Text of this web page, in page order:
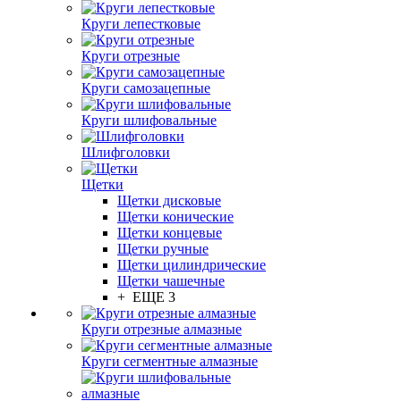
Круги лепестковые
Круги отрезные
Круги самозацепные
Круги шлифовальные
Шлифголовки
Щетки
Щетки дисковые
Щетки конические
Щетки концевые
Щетки ручные
Щетки цилиндрические
Щетки чашечные
+ ЕЩЕ 3
Круги отрезные алмазные
Круги сегментные алмазные